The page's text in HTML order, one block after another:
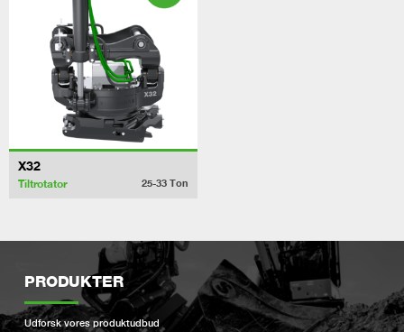
X32
Tiltrotator 25-33 Ton
PRODUKTER
Udforsk vores produktudbud